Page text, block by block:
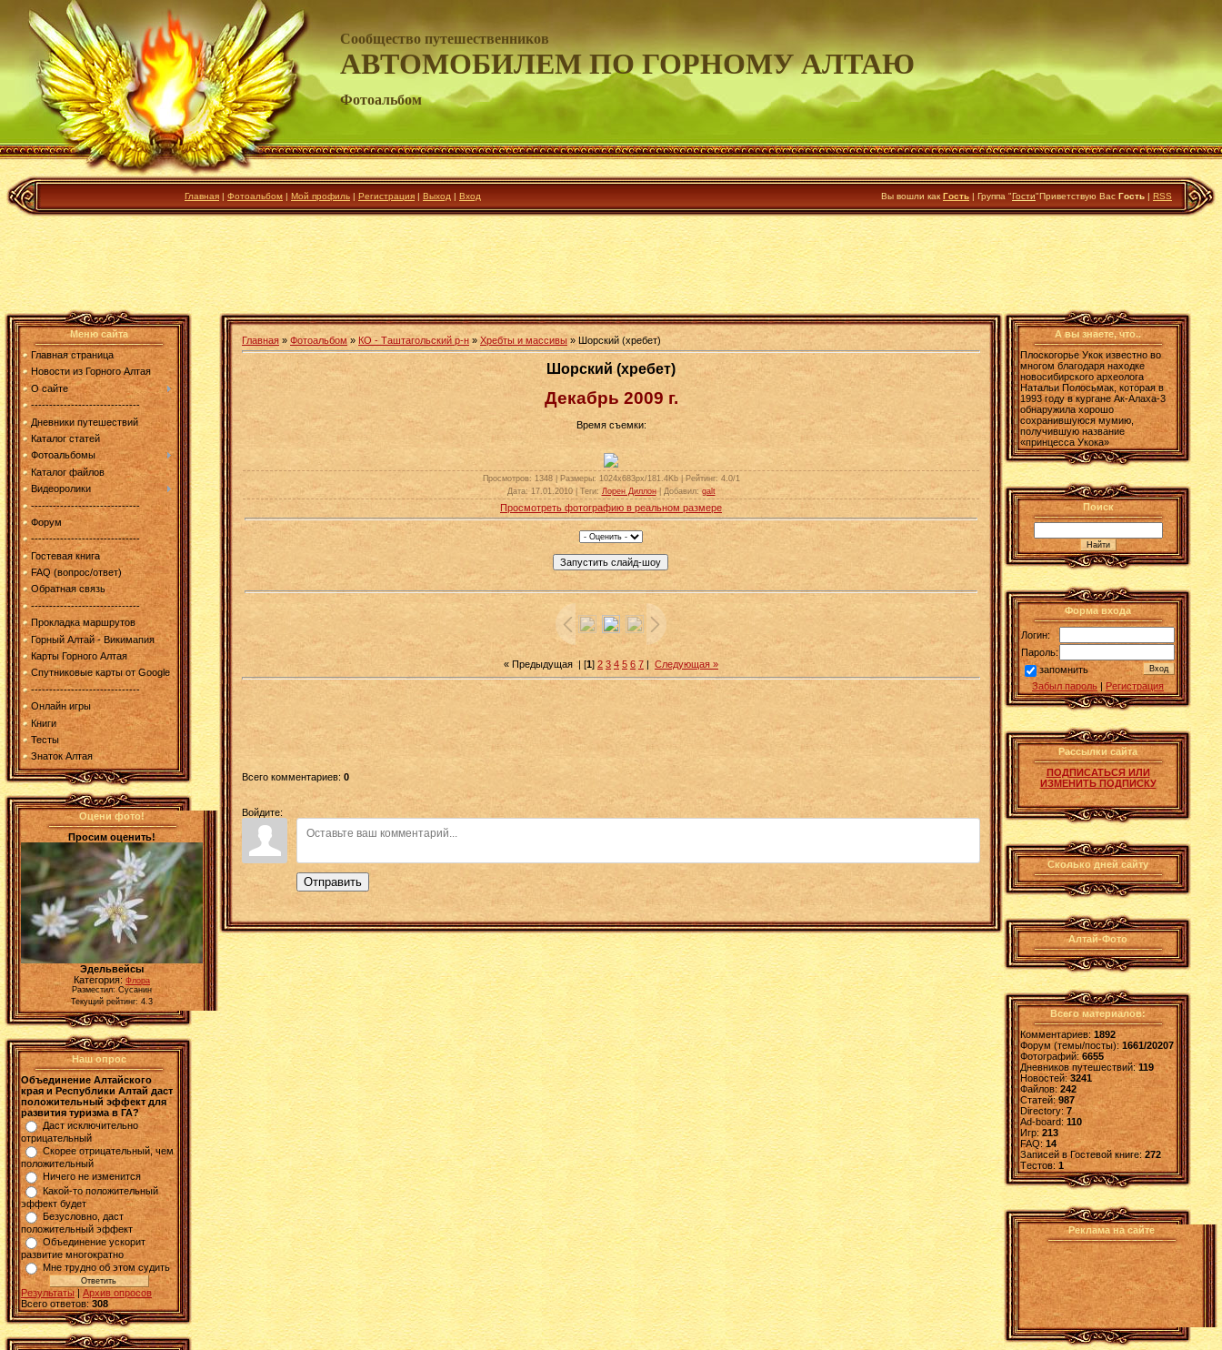
Сообщество путешественников
АВТОМОБИЛЕМ ПО ГОРНОМУ АЛТАЮ
Фотоальбом
Главная | Фотоальбом | Мой профиль | Регистрация | Выход | Вход Вы вошли как Гость | Группа "Гости"Приветствую Вас Гость | RSS
Меню сайта
Главная страница
Новости из Горного Алтая
О сайте
------------------------------
Дневники путешествий
Каталог статей
Фотоальбомы
Каталог файлов
Видеоролики
------------------------------
Форум
------------------------------
Гостевая книга
FAQ (вопрос/ответ)
Обратная связь
------------------------------
Прокладка маршрутов
Горный Алтай - Викимапия
Карты Горного Алтая
Спутниковые карты от Google
------------------------------
Онлайн игры
Книги
Тесты
Знаток Алтая
Оцени фото!
Просим оценить!
Эдельвейсы
Категория: Флора
Разместил: Сусанин
Текущий рейтинг: 4.3
Наш опрос
Объединение Алтайского
края и Республики Алтай даст
положительный эффект для
развития туризма в ГА?
Даст исключительно
отрицательный
Скорее отрицательный, чем
положительный
Ничего не изменится
Какой-то положительный
эффект будет
Безусловно, даст
положительный эффект
Объединение ускорит
развитие многократно
Мне трудно об этом судить
Результаты| Архив опросов
Всего ответов: 308
Главная » Фотоальбом» КО - Таштагольский р-н » Хребты и массивы » Шорский (хребет)
Шорский (хребет)
Декабрь 2009 г.
Время съемки:
Просмотров: 1348 | Размеры: 1024x683px/181.4Kb | Рейтинг: 4.0/1
Дата: 17.01.2010 | Теги: Лорен Диллон| Добавил:galt
Просмотреть фотографию в реальном размере
« Предыдущая | [1] 2 3 4 5 6 7 | Следующая »
Всего комментариев: 0
Войдите:
Отправить
А вы знаете, что..
Плоскогорье Укок известно во
многом благодаря находке
новосибирского археолога
Натальи Полосьмак, которая в
1993 году в кургане Ак-Алаха-3
обнаружила хорошо
сохранившуюся мумию,
получившую название
«принцесса Укока»
Поиск
Форма входа
Логин:
Пароль:
запомнить
Забыл пароль | Регистрация
Рассылки сайта
ПОДПИСАТЬСЯ ИЛИ
ИЗМЕНИТЬ ПОДПИСКУ
Сколько дней сайту
Алтай-Фото
Всего материалов:
Комментариев: 1892
Форум (темы/посты):1661/20207
Фотографий:6655
Дневников путешествий:119
Новостей:3241
Файлов: 242
Статей:987
Directory: 7
Ad-board:110
Игр: 213
FAQ:14
Записей в Гостевой книге:272
Tестов: 1
Реклама на сайте